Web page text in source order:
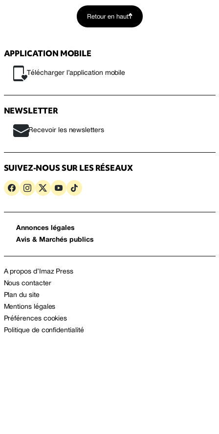
Retour en haut
APPLICATION MOBILE
Télécharger l’application mobile
NEWSLETTER
Recevoir les newsletters
SUIVEZ-NOUS SUR LES RÉSEAUX
Annonces légales
Avis & Marchés publics
A propos d’Imaz Press
Nous contacter
Plan du site
Mentions légales
Préférences cookies
Politique de confidentialité